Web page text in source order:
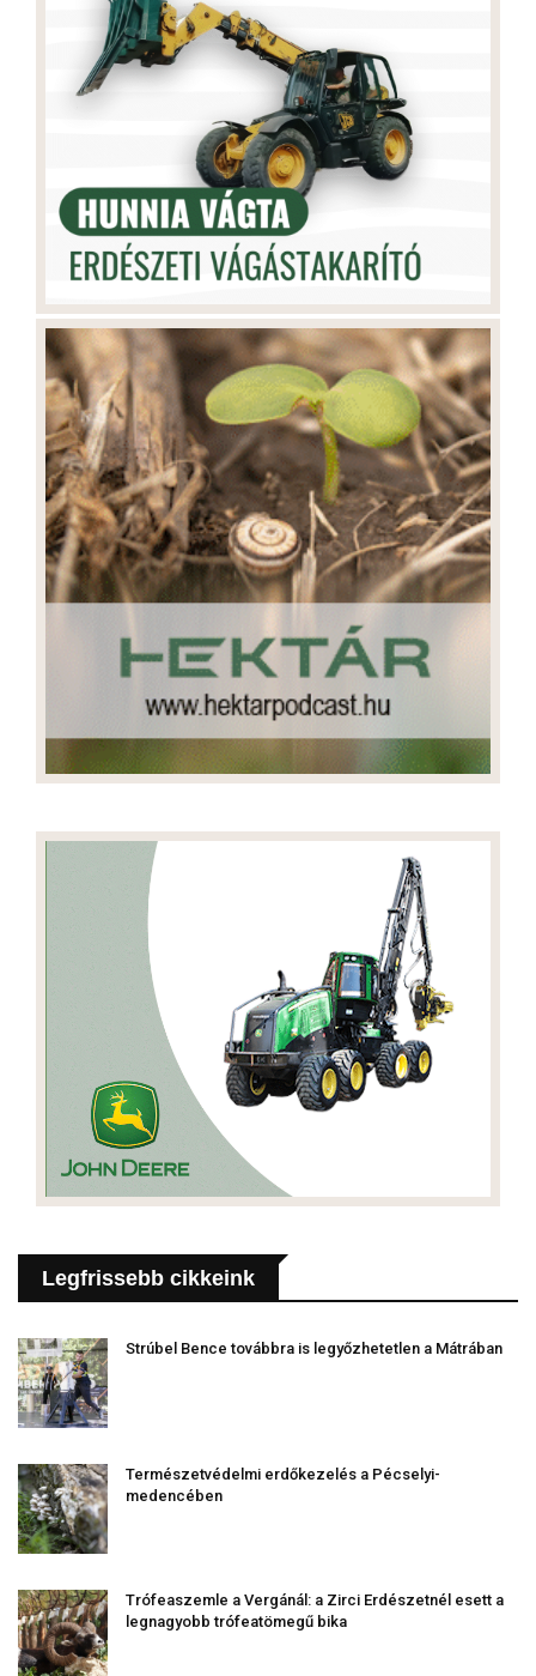
Legfrissebb cikkeink
Strúbel Bence továbbra is legyőzhetetlen a Mátrában
Természetvédelmi erdőkezelés a Pécselyi-
medencében
Trófeaszemle a Vergánál: a Zirci Erdészetnél esett a
legnagyobb trófeatömegű bika